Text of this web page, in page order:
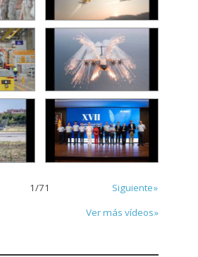
1/71
Siguiente»
Ver más vídeos»